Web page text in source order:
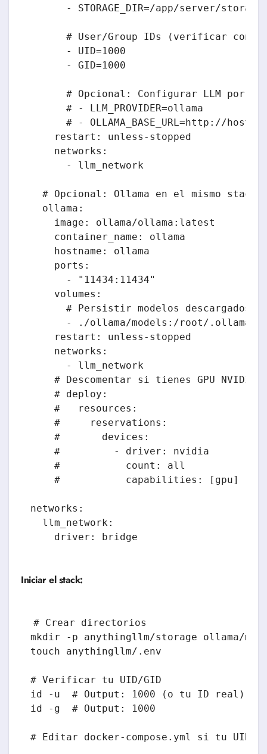
      - STORAGE_DIR=/app/server/storage
# User/Group IDs (verificar con:
      - UID=1000
      - GID=1000
# Opcional: Configurar LLM por
      # - LLM_PROVIDER=ollama
# - OLLAMA_BASE_URL=http://
    restart: unless-stopped
    networks:
      - llm_network
  # Opcional: Ollama en el mismo stack
  ollama:
    image: ollama/ollama:latest
    container_name: ollama
    hostname: ollama
    ports:
      - "11434:11434"
    volumes:
      # Persistir modelos descargados
      - ./ollama/models:/root/.ollama
    restart: unless-stopped
    networks:
      - llm_network
    # Descomentar si tienes GPU NVIDIA
    # deploy:
    #   resources:
    #     reservations:
    #       devices:
    #         - driver: nvidia
    #           count: all
    #           capabilities: [gpu]
networks:
  llm_network:
Iniciar el stack:
# Crear directorios
mkdir -p anythingllm/storage ollama/
touch anythingllm/.env
# Verificar tu UID/GID
id -u  # Output: 1000 (o tu ID real)
id -g  # Output: 1000
# Editar docker-compose.yml si tu UID